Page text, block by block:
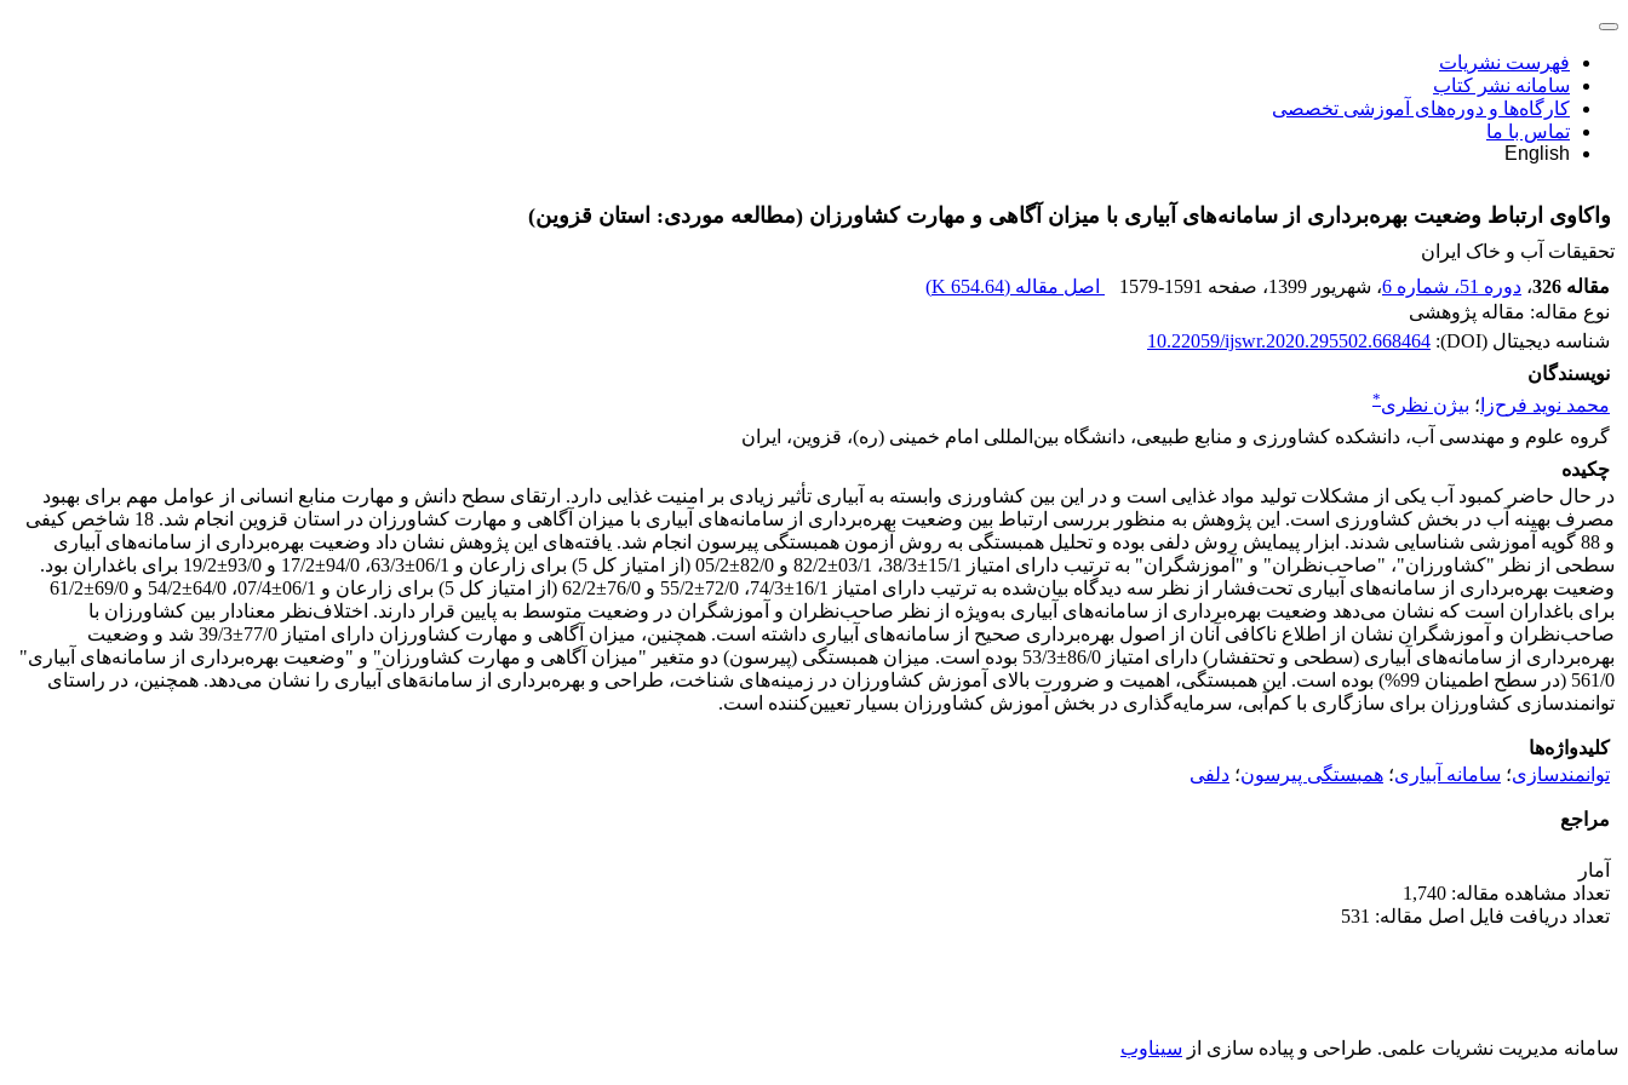
فهرست نشریات
سامانه نشر کتاب
کارگاه‌ها و دوره‌های آموزشی تخصصی
تماس با ما
English
واکاوی ارتباط وضعیت بهره‌برداری از سامانه‌های آبیاری با میزان آگاهی و مهارت کشاورزان (مطالعه موردی: استان قزوین)
تحقیقات آب و خاک ایران
مقاله 326
، دوره 51، شماره 6 ، شهریور 1399 ، صفحه 1579-1591 اصل مقاله (654.64 K
)
نوع مقاله: مقاله پژوهشی
شناسه دیجیتال (DOI):
10.22059/ijswr.2020.295502.668464
نویسندگان
محمد نوید فرح‌زا ؛ بیژن نظری*
گروه علوم و مهندسی آب، دانشکده کشاورزی و منابع طبیعی، دانشگاه بین‌المللی امام خمینی (ره)، قزوین، ایران
چکیده
در حال حاضر کمبود آب یکی از مشکلات تولید مواد غذایی است و در این بین کشاورزی وابسته به آبیاری تأثیر زیادی بر امنیت غذایی دارد. ارتقای سطح دانش و مهارت منابع انسانی از عوامل مهم برای بهبود
مصرف بهینه آب در بخش کشاورزی است. این پژوهش به منظور بررسی ارتباط بین وضعیت بهره‌برداری از سامانه‌های آبیاری با میزان آگاهی و مهارت کشاورزان در استان قزوین انجام شد. 18 شاخص کیفی
و 88 گویه آموزشی شناسایی شدند. ابزار پیمایش روش دلفی بوده و تحلیل همبستگی به روش آزمون همبستگی پیرسون انجام شد. یافته‌های این پژوهش نشان داد وضعیت بهره‌برداری از سامانه‌های آبیاری
سطحی از نظر "کشاورزان"، "صاحب‌نظران" و "آموزشگران" به ترتیب دارای امتیاز 15/1±38/3، 03/1±82/2 و 82/0±05/2 (از امتیاز کل 5) برای زارعان و 06/1±63/3، 94/0±17/2 و 93/0±19/2 برای باغداران بود.
وضعیت بهره‌برداری از سامانه‌های آبیاری تحت‌فشار از نظر سه دیدگاه بیان‌شده به ترتیب دارای امتیاز 16/1±74/3، 72/0±55/2 و 76/0±62/2 (از امتیاز کل 5) برای زارعان و 06/1±07/4، 64/0±54/2 و 69/0±61/2
برای باغداران است که نشان می‌دهد وضعیت بهره‌برداری از سامانه‌های آبیاری به‌ویژه از نظر صاحب‌نظران و آموزشگران در وضعیت متوسط به پایین قرار دارند. اختلاف‌نظر معنادار بین کشاورزان با
صاحب‌نظران و آموزشگران نشان از اطلاع ناکافی آنان از اصول بهره‌برداری صحیح از سامانه‌های آبیاری داشته است. همچنین، میزان آگاهی و مهارت کشاورزان دارای امتیاز 77/0±39/3 شد و وضعیت
بهره‌برداری از سامانه‌های آبیاری (سطحی و تحت‎فشار) دارای امتیاز 86/0±53/3 بوده است. میزان همبستگی (پیرسون) دو متغیر "میزان آگاهی و مهارت کشاورزان" و "وضعیت بهره‌برداری از سامانه‌های آبیاری"
561/0 (در سطح اطمینان 99%) بوده است. این همبستگی، اهمیت و ضرورت بالای آموزش کشاورزان در زمینه‌های شناخت، طراحی و بهره‌برداری از سامانهَ‌های آبیاری را نشان می‌دهد. همچنین، در راستای
توانمندسازی کشاورزان برای سازگاری با کم‌آبی‌، سرمایه‌گذاری در بخش آموزش کشاورزان بسیار تعیین‌کننده است.
کلیدواژه‌ها
توانمندسازی؛ سامانه‌ آبیاری؛ همبستگی پیرسون؛ دلفی
مراجع
آمار
تعداد مشاهده مقاله: 1,740
تعداد دریافت فایل اصل مقاله: 531
سامانه مدیریت نشریات علمی. طراحی و پیاده سازی از سیناوب